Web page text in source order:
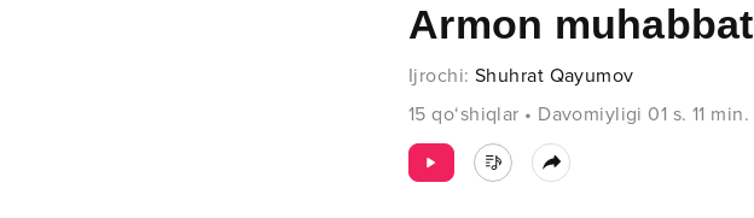
Armon muhabbat
Ijrochi: Shuhrat Qayumov
15 qo‘shiqlar • Davomiyligi 01 s. 11 min.